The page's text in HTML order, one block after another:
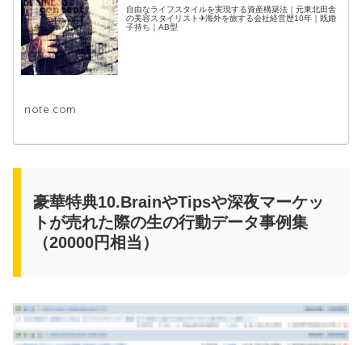
自由なライフスタイルを実現する資産構築法｜元東北田舎
の美容スタイリスト✈海外を旅する会社経営歴10年｜既婚
子持ち｜AB型
note.com
豪華特典10.BrainやTipsや深夜マーケッ
トが売れた際の生の行動データ事例集
（20000円相当）